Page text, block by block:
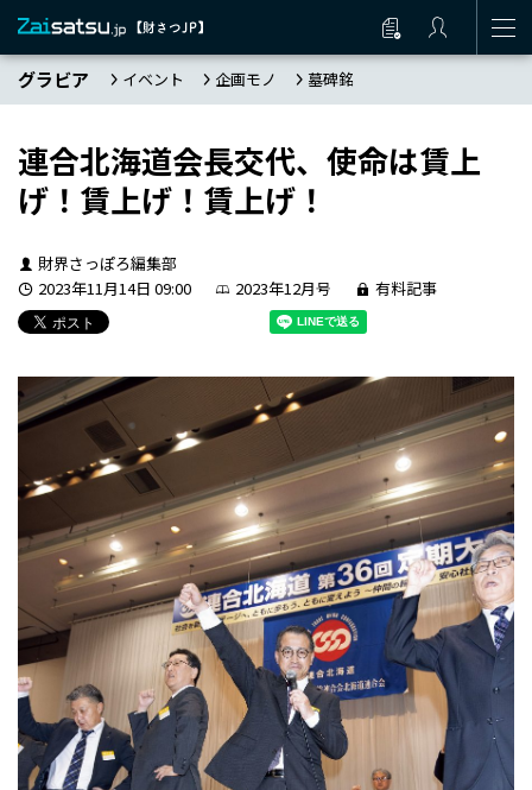
グラビア イベント 企画モノ 墓碑銘
連合北海道会長交代、使命は賃上
げ！賃上げ！賃上げ！
財界さっぽろ編集部
2023年11月14日 09:00
2023年12月号 有料記事